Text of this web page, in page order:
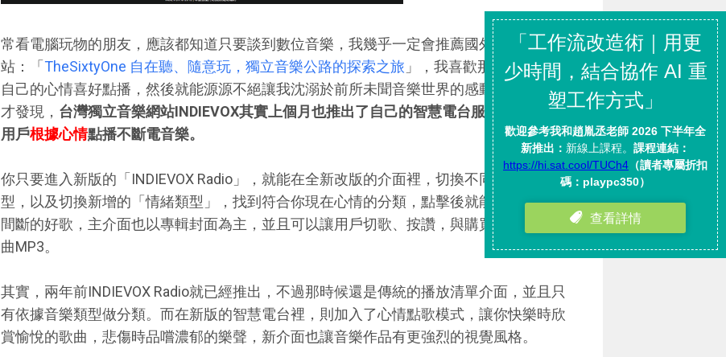
常看電腦玩物的朋友，應該都知道只要談到數位音樂，我幾乎一定會推薦國外的音樂網
站：「 TheSixtyOne 自在聽、隨意玩，獨立音樂公路的探索之旅 」，我喜歡那種可以根據
自己的心情喜好點播，然後就能源源不絕讓我沈溺於前所未聞音樂世界的感動。而我今天
才發現， 台灣獨立音樂網站INDIEVOX其實上個月也推出了自己的智慧電台服務，可以讓
用戶根據心情點播不斷電音樂。
你只要進入新版的「INDIEVOX Radio」，就能在全新改版的介面裡，切換不同的音樂類
型，以及切換新增的「情緒類型」，找到符合你現在心情的分類，點擊後就能開始欣賞不
間斷的好歌，主介面也以專輯封面為主，並且可以讓用戶切歌、按讚，與購買無DRM的單
曲MP3。
其實，兩年前INDIEVOX Radio就已經推出，不過那時候還是傳統的播放清單介面，並且只
有依據音樂類型做分類。而在新版的智慧電台裡，則加入了心情點歌模式，讓你快樂時欣
賞愉悅的歌曲，悲傷時品嚐濃郁的樂聲，新介面也讓音樂作品有更強烈的視覺風格。